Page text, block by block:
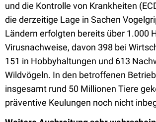
und die Kontrolle von Krankheiten
die derzeitige Lage in Sachen
Ländern erfolgten bereits über 1.000
Virusnachweise, davon 398 bei
151 in Hobbyhaltungen und 613
Wildvögeln. In den betroffenen
insgesamt rund 50 Millionen Tiere
präventive Keulungen noch nicht